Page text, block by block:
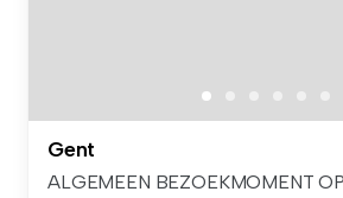
Gent
ALGEMEEN BEZOEKMOMENT